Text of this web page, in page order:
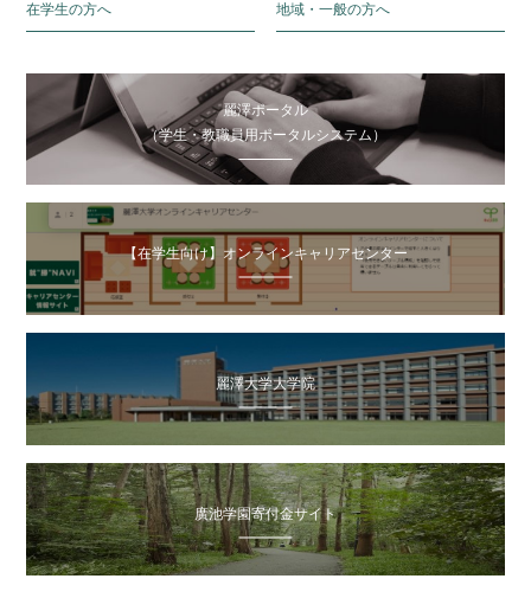
在学生の方へ 地域・一般の方へ
麗澤ポータル
（学生・教職員用ポータルシステム）
【在学生向け】オンラインキャリアセンター
麗澤大学大学院
廣池学園寄付金サイト